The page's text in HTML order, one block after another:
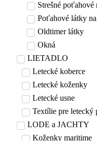
Strešné poťahové
Poťahové látky na
Oldtimer látky
Okná
LIETADLO
Letecké koberce
Letecké koženky
Letecké usne
Textílie pre letecký
LODE a JACHTY
Koženky maritime